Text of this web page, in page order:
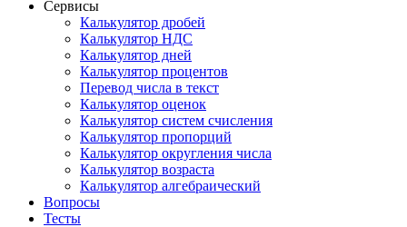
Сервисы
Калькулятор дробей
Калькулятор НДС
Калькулятор дней
Калькулятор процентов
Перевод числа в текст
Калькулятор оценок
Калькулятор систем счисления
Калькулятор пропорций
Калькулятор округления числа
Калькулятор возраста
Калькулятор алгебраический
Вопросы
Тесты